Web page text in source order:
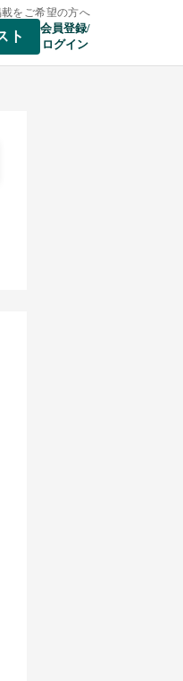
をご希望の方へ
ト
会員登録/
ログイン